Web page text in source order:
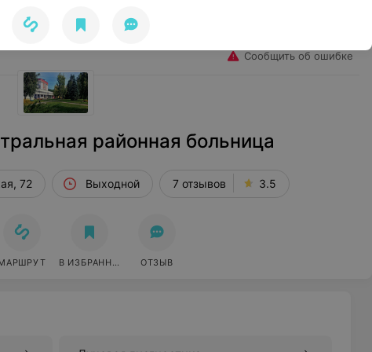
Сообщить об ошибке
районная больница
72 Выходной 7 отзывов 3.5
В ИЗБРАННОЕ ОТЗЫВ